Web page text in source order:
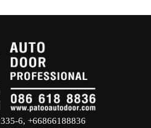
6, +66866188836